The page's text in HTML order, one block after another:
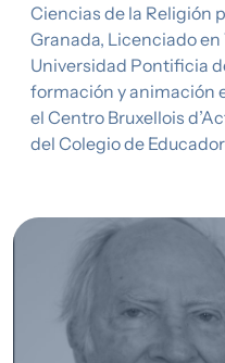
Ciencias de la Religión
Granada, Licenciado
Universidad Pontificia
formación y animación
el Centro Bruxellois
del Colegio de
Imagen